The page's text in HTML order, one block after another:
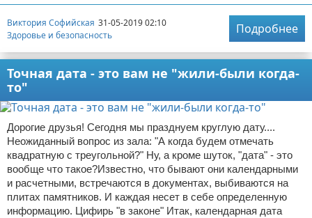
Виктория Софийская 31-05-2019 02:10
Здоровье и безопасность
Подробнее
Точная дата - это вам не "жили-были когда-
то"
Дорогие друзья! Сегодня мы празднуем круглую дату....
Неожиданный вопрос из зала: "А когда будем отмечать
квадратную с треугольной?" Ну, а кроме шуток, "дата" - это
вообще что такое?Известно, что бывают они календарными
и расчетными, встречаются в документах, выбиваются на
плитах памятников. И каждая несет в себе определенную
информацию. Цифирь "в законе" Итак, календарная дата